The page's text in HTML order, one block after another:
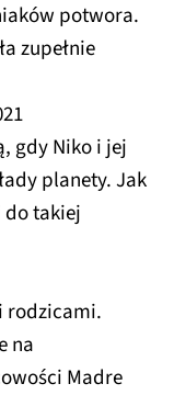
potwora.
zupełnie
gdy Niko i jej
planety. Jak
takiej
rodzicami.
na
Madre